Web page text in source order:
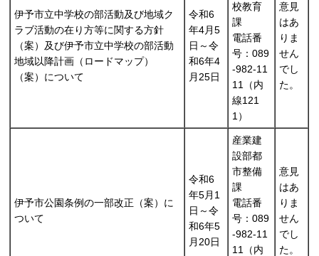
伊予市立中学校の部活動及び地域ク
ラブ活動の在り方等に関する方針
（案）及び伊予市立中学校の部活動
地域以降計画（ロードマップ）
（案）について
令和6
年4月5
日～令
和6年4
月25日
校教育
課
電話番
号：089
-982-11
11（内
線121
1）
意見
はあ
りま
せん
でし
た。
伊予市公園条例の一部改正（案）に
ついて
令和6
年5月1
日～令
和6年5
月20日
産業建
設部都
市整備
課
電話番
号：089
-982-11
11（内
意見
はあ
りま
せん
でし
た。